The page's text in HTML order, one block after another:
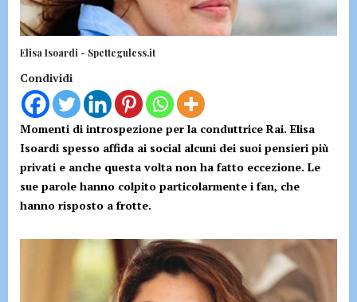
Elisa Isoardi - Spetteguless.it
Condividi
Momenti di introspezione per la conduttrice Rai. Elisa
Isoardi spesso affida ai social alcuni dei suoi pensieri più
privati e anche questa volta non ha fatto eccezione. Le
sue parole hanno colpito particolarmente i fan, che
hanno risposto a frotte.